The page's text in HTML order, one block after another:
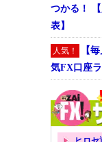
つかる！
表】
人気！
【
気FX口座